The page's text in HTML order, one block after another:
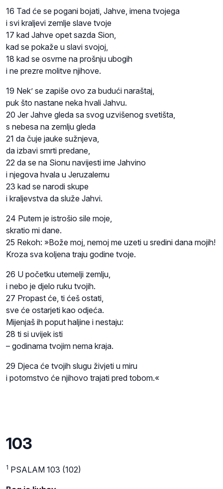
16 Tad će se pogani bojati, Jahve, imena tvojega
i svi kraljevi zemlje slave tvoje
17 kad Jahve opet sazda Sion,
kad se pokaže u slavi svojoj,
18 kad se osvrne na prošnju ubogih
i ne prezre molitve njihove.
19 Nek’ se zapiše ovo za budući naraštaj,
puk što nastane neka hvali Jahvu.
20 Jer Jahve gleda sa svog uzvišenog svetišta,
s nebesa na zemlju gleda
21 da čuje jauke sužnjeva,
da izbavi smrti predane,
22 da se na Sionu navijesti ime Jahvino
i njegova hvala u Jeruzalemu
23 kad se narodi skupe
i kraljevstva da služe Jahvi.
24 Putem je istrošio sile moje,
skratio mi dane.
25 Rekoh: »Bože moj, nemoj me uzeti u sredini dana mojih!
Kroza sva koljena traju godine tvoje.
26 U početku utemelji zemlju,
i nebo je djelo ruku tvojih.
27 Propast će, ti ćeš ostati,
sve će ostarjeti kao odjeća.
Mijenjaš ih poput haljine i nestaju:
28 ti si uvijek isti
– godinama tvojim nema kraja.
29 Djeca će tvojih slugu živjeti u miru
i potomstvo će njihovo trajati pred tobom.«
103
1 PSALAM 103 (102)